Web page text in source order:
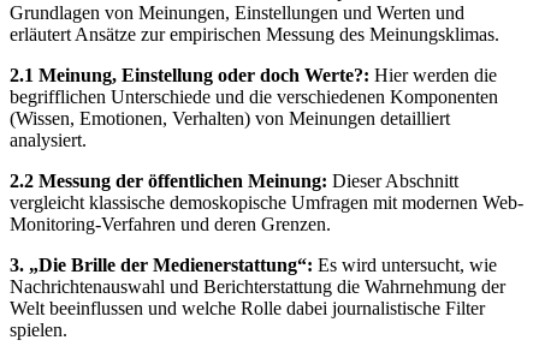
Grundlagen von Meinungen, Einstellungen und Werten und
erläutert Ansätze zur empirischen Messung des Meinungsklimas.
2.1 Meinung, Einstellung oder doch Werte?: Hier werden die
begrifflichen Unterschiede und die verschiedenen Komponenten
(Wissen, Emotionen, Verhalten) von Meinungen detailliert
analysiert.
2.2 Messung der öffentlichen Meinung: Dieser Abschnitt
vergleicht klassische demoskopische Umfragen mit modernen Web-
Monitoring-Verfahren und deren Grenzen.
3. „Die Brille der Medienerstattung“: Es wird untersucht, wie
Nachrichtenauswahl und Berichterstattung die Wahrnehmung der
Welt beeinflussen und welche Rolle dabei journalistische Filter
spielen.